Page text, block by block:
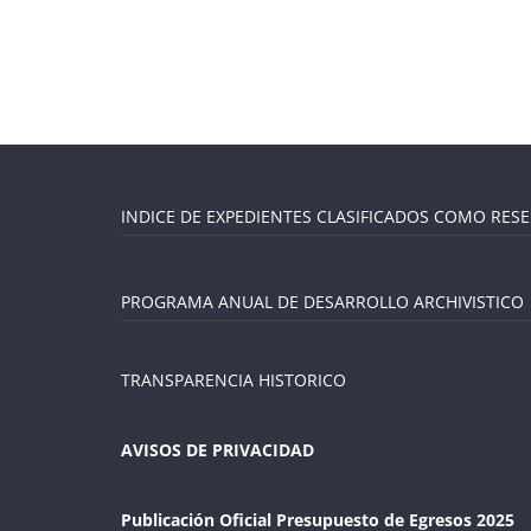
INDICE DE EXPEDIENTES CLASIFICADOS COMO
PROGRAMA ANUAL DE DESARROLLO ARCHIVISTICO
TRANSPARENCIA HISTORICO
AVISOS DE PRIVACIDAD
Publicación Oficial Presupuesto de Egresos 2025